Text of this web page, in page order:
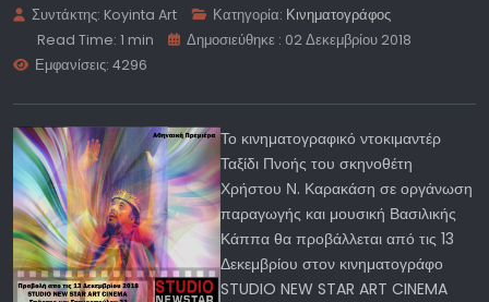
Συντάκτης: Koyinta Art Κατηγορία: Κινηματογράφος
Read Time: 1 min
Δημοσιεύθηκε : 02 Δεκεμβρίου 2018
Εμφανίσεις: 4296
Το κινηματογραφικό ντοκιμαντέρ
Ταξίδι Πνοής του σκηνοθέτη
Χρήστου Ν. Καρακάση σε οργάνωση
παραγωγής και μουσική Βασιλικής
Κάππα θα προβάλλεται από τις 13
Δεκεμβρίου στον κινηματογράφο
STUDIO NEW STAR ART CINEMA